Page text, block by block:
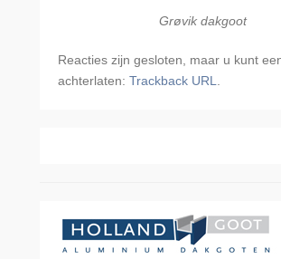
Grøvik dakgoot
Reacties zijn gesloten, maar u kunt
achterlaten: Trackback URL.